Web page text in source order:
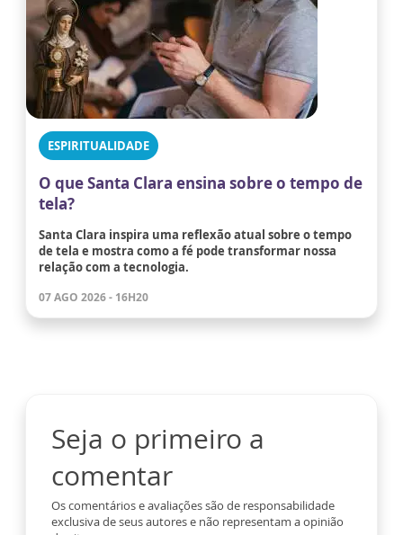
ESPIRITUALIDADE
O que Santa Clara ensina sobre o tempo de
tela?
Santa Clara inspira uma reflexão atual sobre o tempo
de tela e mostra como a fé pode transformar nossa
relação com a tecnologia.
07 AGO 2026 - 16H20
Seja o primeiro a
comentar
Os comentários e avaliações são de responsabilidade
exclusiva de seus autores e não representam a opinião